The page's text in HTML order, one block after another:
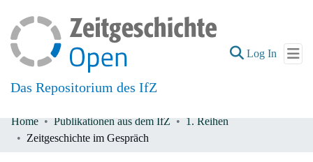
Das Repositorium des IfZ
Log In (current)
Communities & Collections
Home Publikationen aus dem IfZ
1. Reihen
Zeitgeschichte im Gespräch